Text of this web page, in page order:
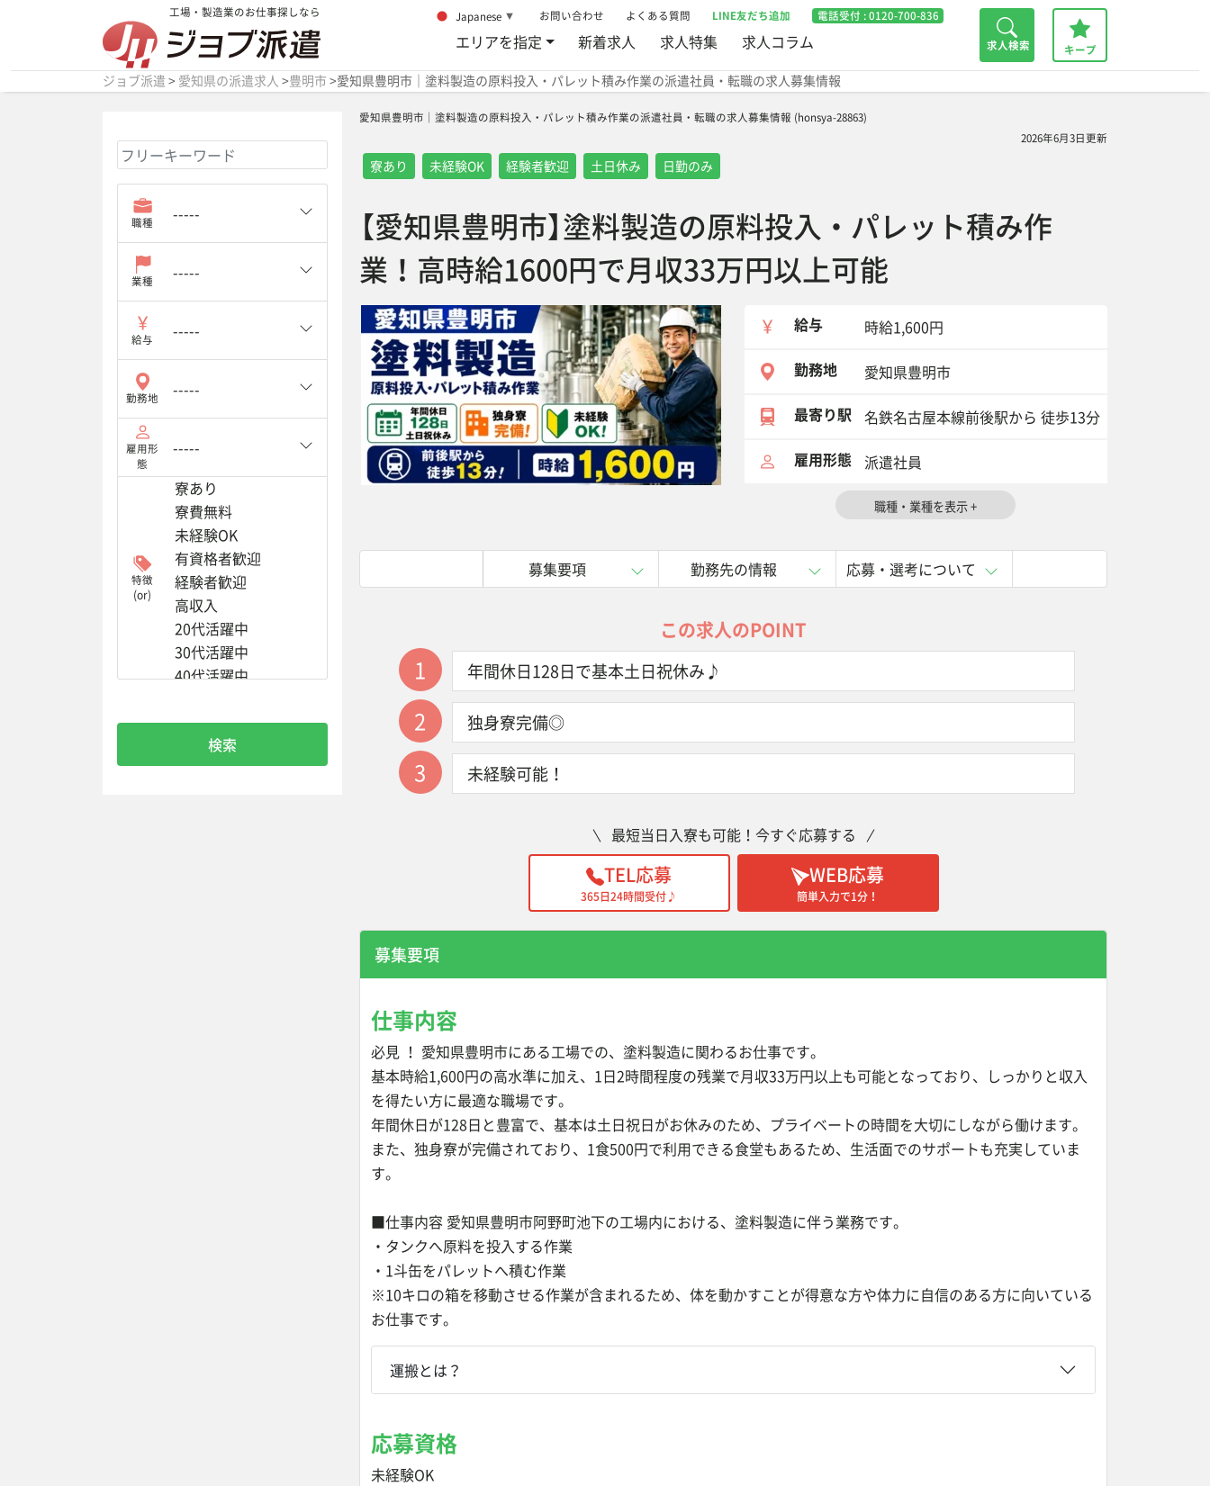
工場・製造業のお仕事探しなら Japanese ▼ お問い合わせ よくある質問 LINE友だち追加 電話受付 :0120-700-836
エリアを指定 新着求人 求人特集 求人コラム 求人検索 キープ
ジョブ派遣 > 愛知県の派遣求人 >豊明市 >愛知県豊明市｜塗料製造の原料投入・パレット積み作業の派遣社員・転職の求人募集情報
愛知県豊明市｜塗料製造の原料投入・パレット積み作業の派遣社員・転職の求人募集情報 (honsya-28863)
2026年6月3日更新
寮あり 未経験OK 経験者歓迎 土日休み 日勤のみ
【愛知県豊明市】塗料製造の原料投入・パレット積み作
業！高時給1600円で月収33万円以上可能
給与
時給1,600円
勤務地
愛知県豊明市
最寄り駅
名鉄名古屋本線前後駅から 徒歩13分
雇用形態 派遣社員
募集要項 勤務先の情報 応募・選考について
この求人のPOINT
1 年間休日128日で基本土日祝休み♪
2 独身寮完備◎
3 未経験可能！
最短当日入寮も可能！今すぐ応募する
WEB応募
簡単入力で1分！
TEL応募
365日24時間受付♪
募集要項
仕事内容
必見 ！ 愛知県豊明市にある工場での、塗料製造に関わるお仕事です。
基本時給1,600円の高水準に加え、1日2時間程度の残業で月収33万円以上も可能となっており、しっかりと収入
を得たい方に最適な職場です。
年間休日が128日と豊富で、基本は土日祝日がお休みのため、プライベートの時間を大切にしながら働けます。
また、独身寮が完備されており、1食500円で利用できる食堂もあるため、生活面でのサポートも充実していま
す。
■仕事内容 愛知県豊明市阿野町池下の工場内における、塗料製造に伴う業務です。
・タンクへ原料を投入する作業
・1斗缶をパレットへ積む作業
※10キロの箱を移動させる作業が含まれるため、体を動かすことが得意な方や体力に自信のある方に向いている
お仕事です。
運搬とは？
応募資格
未経験OK
職種
業種
給与
勤務地
雇用形
態
特徴
(or)
検索